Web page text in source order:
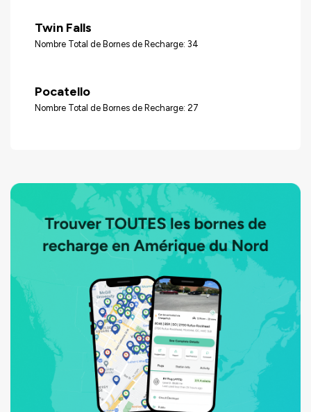
Twin Falls
Nombre Total de Bornes de Recharge: 34
Pocatello
Nombre Total de Bornes de Recharge: 27